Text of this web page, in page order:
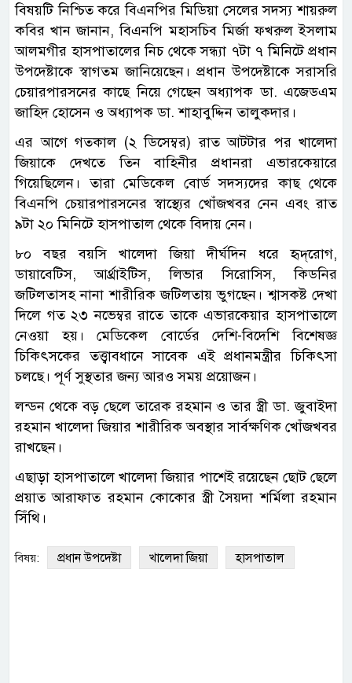
বিষয়টি নিশ্চিত করে বিএনপির মিডিয়া সেলের সদস্য শায়রুল
কবির খান জানান, বিএনপি মহাসচিব মির্জা ফখরুল ইসলাম
আলমগীর হাসপাতালের নিচ থেকে সন্ধ্যা ৭টা ৭ মিনিটে প্রধান
উপদেষ্টাকে স্বাগতম জানিয়েছেন। প্রধান উপদেষ্টাকে সরাসরি
চেয়ারপারসনের কাছে নিয়ে গেছেন অধ্যাপক ডা. এজেডএম
জাহিদ হোসেন ও অধ্যাপক ডা. শাহাবুদ্দিন তালুকদার।
এর আগে গতকাল (২ ডিসেম্বর) রাত আটটার পর খালেদা
জিয়াকে দেখতে তিন বাহিনীর প্রধানরা এভারকেয়ারে
গিয়েছিলেন। তারা মেডিকেল বোর্ড সদস্যদের কাছ থেকে
বিএনপি চেয়ারপারসনের স্বাস্থ্যের খোঁজখবর নেন এবং রাত
৯টা ২০ মিনিটে হাসপাতাল থেকে বিদায় নেন।
৮০ বছর বয়সি খালেদা জিয়া দীর্ঘদিন ধরে হৃদ্‌রোগ,
ডায়াবেটিস, আর্থ্রাইটিস, লিভার সিরোসিস, কিডনির
জটিলতাসহ নানা শারীরিক জটিলতায় ভুগছেন। শ্বাসকষ্ট দেখা
দিলে গত ২৩ নভেম্বর রাতে তাকে এভারকেয়ার হাসপাতালে
নেওয়া হয়। মেডিকেল বোর্ডের দেশি-বিদেশি বিশেষজ্ঞ
চিকিৎসকের তত্ত্বাবধানে সাবেক এই প্রধানমন্ত্রীর চিকিৎসা
চলছে। পূর্ণ সুস্থতার জন্য আরও সময় প্রয়োজন।
লন্ডন থেকে বড় ছেলে তারেক রহমান ও তার স্ত্রী ডা. জুবাইদা
রহমান খালেদা জিয়ার শারীরিক অবস্থার সার্বক্ষণিক খোঁজখবর
রাখছেন।
এছাড়া হাসপাতালে খালেদা জিয়ার পাশেই রয়েছেন ছোট ছেলে
প্রয়াত আরাফাত রহমান কোকোর স্ত্রী সৈয়দা শর্মিলা রহমান
সিঁথি।
বিষয়: প্রধান উপদেষ্টা খালেদা জিয়া হাসপাতাল